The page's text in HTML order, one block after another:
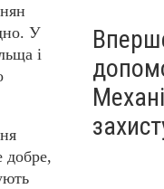
У
і
добре,